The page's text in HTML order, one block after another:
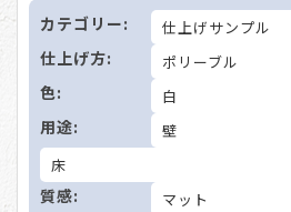
カテゴリー: 仕上げサンプル
仕上げ方: ポリーブル
色: 白
用途: 壁
床
質感: マット